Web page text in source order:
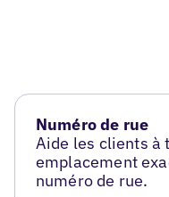
Numéro de rue
Aide les clients à
emplacement
numéro de rue.